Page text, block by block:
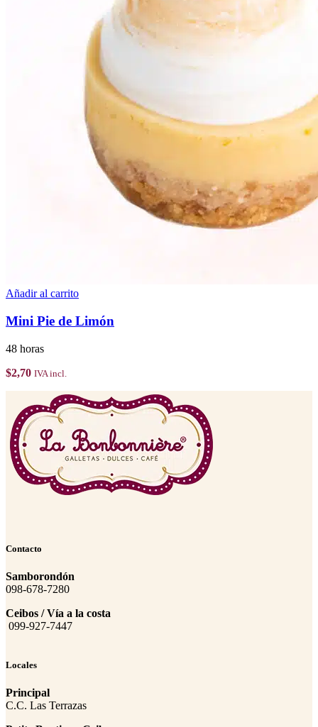
Añadir al carrito
Mini Pie de Limón
48 horas
$2,70 IVA incl.
Contacto
Samborondón
098-678-7280
Ceibos / Vía a la costa
099-927-7447
Locales
Principal
C.C. Las Terrazas